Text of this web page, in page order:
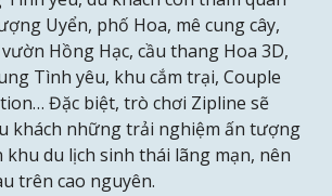
Uyển, phố Hoa, mê cung cây,
Hồng Hạc, cầu thang Hoa 3D,
Tình yêu, khu cắm trại, Couple
Đặc biệt, trò chơi Zipline sẽ
khách những trải nghiệm ấn tượng
khu du lịch sinh thái lãng mạn, nên
trên cao nguyên.